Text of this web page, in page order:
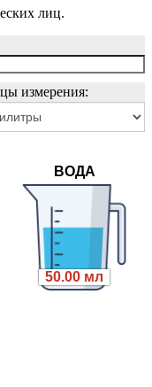
лиц.
измерения:
ВОДА
50.00 мл